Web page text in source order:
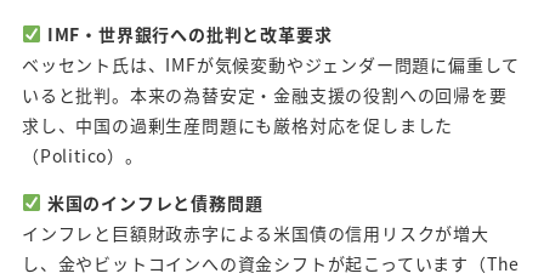
IMF・世界銀行への批判と改革要求
ベッセント氏は、IMFが気候変動やジェンダー問題に偏重して
いると批判。本来の為替安定・金融支援の役割への回帰を要
求し、中国の過剰生産問題にも厳格対応を促しました
（Politico）。
米国のインフレと債務問題
インフレと巨額財政赤字による米国債の信用リスクが増大
し、金やビットコインへの資金シフトが起こっています（The